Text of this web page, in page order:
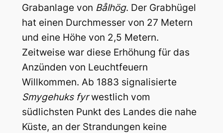
Grabanlage von Bålhög. Der Grabhügel
hat einen Durchmesser von 27 Metern
und eine Höhe von 2,5 Metern.
Zeitweise war diese Erhöhung für das
Anzünden von Leuchtfeuern
Willkommen. Ab 1883 signalisierte
Smygehuks fyrwestlich vom
südlichsten Punkt des Landes die nahe
Küste, an der Strandungen keine